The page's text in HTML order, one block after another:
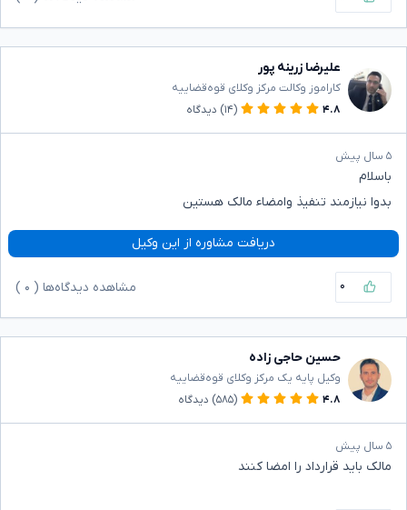
علیرضا زرینه پور
کاراموز وکالت مرکز وکلای قوه‌قضاییه
۴.۸
(۱۴) دیدگاه
۵ سال پیش
باسلام
بدوا نیازمند تنفیذ وامضاء مالک هستین
دریافت مشاوره از این وکیل
۰ مشاهده دیدگاه‌ها ( ۰
حسین حاجی زاده
وکیل پایه یک مرکز وکلای قوه‌قضاییه
۴.۸
(۵۸۵) دیدگاه
۵ سال پیش
مالک باید قرارداد را امضا کنند